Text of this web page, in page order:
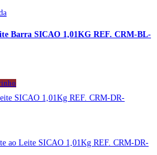
Barra SICAO 1,01KG REF. CRM-BL-